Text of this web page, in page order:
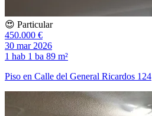
😍 Particular
450.000 €
30 mar 2026
1 hab 1 ba 89 m²
Piso en Calle del General Ricardos 124